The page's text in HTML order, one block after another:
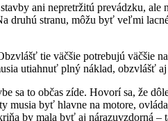
ani nepretržitú prevádzku,
druhú stranu, môžu byť veľmi
tie väčšie potrebujú väčšie
utiahnuť plný náklad, obzvlášť
sa to občas zíde. Hovorí sa, že
musia byť hlavne na motore,
by mala byť aj nárazuvzdorná –